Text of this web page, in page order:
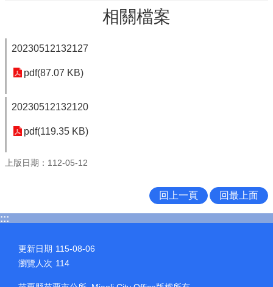
相關檔案
20230512132127
pdf(87.07 KB)
20230512132120
pdf(119.35 KB)
上版日期：112-05-12
回上一頁 回最上面
:::
更新日期 115-08-06
瀏覽人次 114